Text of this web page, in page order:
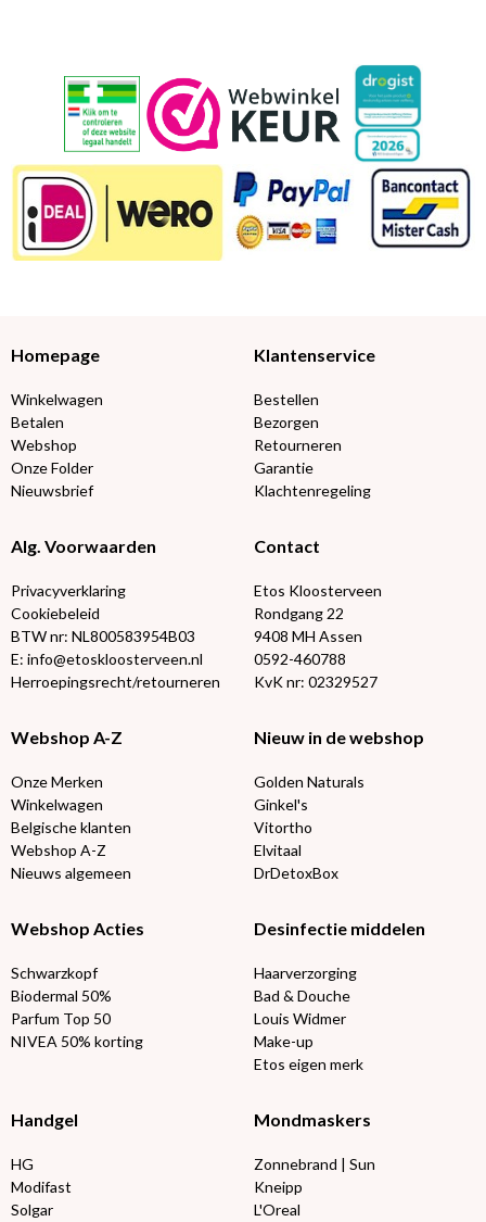
Homepage
Winkelwagen
Betalen
Webshop
Onze Folder
Nieuwsbrief
Klantenservice
Bestellen
Bezorgen
Retourneren
Garantie
Klachtenregeling
Alg. Voorwaarden
Privacyverklaring
Cookiebeleid
BTW nr: NL800583954B03
E: info@etoskloosterveen.nl
Herroepingsrecht/retourneren
Contact
Etos Kloosterveen
Rondgang 22
9408 MH Assen
0592-460788
KvK nr: 02329527
Webshop A-Z
Onze Merken
Winkelwagen
Belgische klanten
Webshop A-Z
Nieuws algemeen
Nieuw in de webshop
Golden Naturals
Ginkel's
Vitortho
Elvitaal
DrDetoxBox
Webshop Acties
Schwarzkopf
Biodermal 50%
Parfum Top 50
NIVEA 50% korting
Desinfectie middelen
Haarverzorging
Bad & Douche
Louis Widmer
Make-up
Etos eigen merk
Handgel
HG
Modifast
Solgar
Mondmaskers
Zonnebrand | Sun
Kneipp
L'Oreal